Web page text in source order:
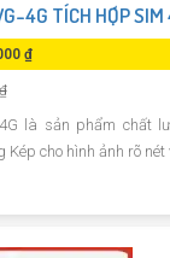
4G TÍCH HỢP SIM
₫
là sản phẩm chất
cho hình ảnh rõ